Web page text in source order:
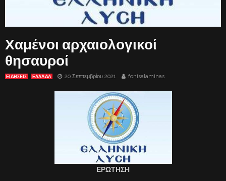
Χαμένοι αρχαιολογικοί
θησαυροί
ΕΙΔΗΣΕΙΣ ΕΛΛΑΔΑ 20 Σεπτεμβρίου 2021 fonisalaminas
ΕΡΩΤΗΣΗ